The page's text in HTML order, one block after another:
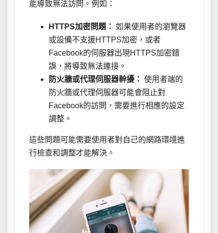
能導致無法訪問。例如：
HTTPS加密問題： 如果使用者的瀏覽器
或設備不支援HTTPS加密，或者
Facebook的伺服器出現HTTPS加密錯
誤，將導致無法連接。
防火牆或代理伺服器幹擾： 使用者端的
防火牆或代理伺服器可能會阻止對
Facebook的訪問，需要進行相應的設定
調整。
這些問題可能需要使用者對自己的網路環境進
行檢查和調整才能解決。